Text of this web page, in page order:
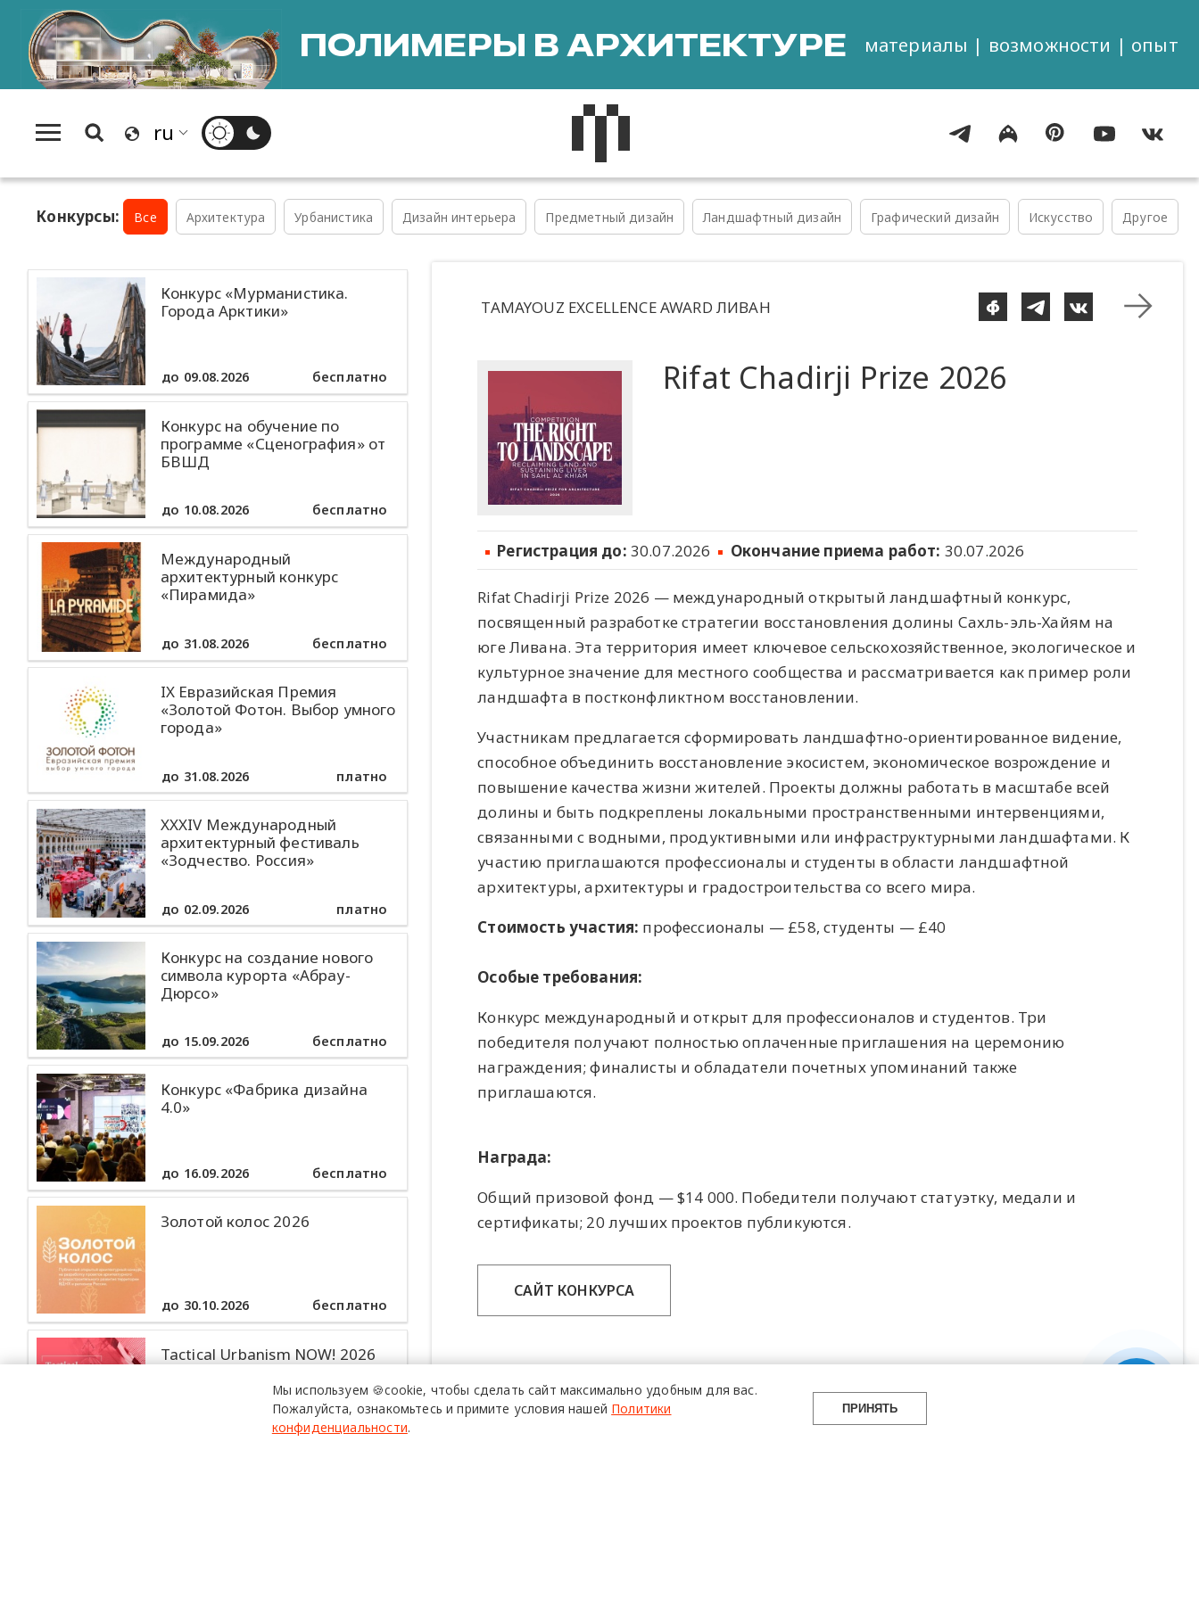
ПОЛИМЕРЫ В АРХИТЕКТУРЕ материалы | возможности | опыт
Конкурсы: Все Архитектура Урбанистика Дизайн интерьера Предметный дизайн Ландшафтный дизайн Графический дизайн Искусство Другое
Конкурс «Мурманистика.
Города Арктики»
до 09.08.2026 бесплатно
Конкурс на обучение по
программе «Сценография» от
БВШД
до 10.08.2026 бесплатно
Международный
архитектурный конкурс
«Пирамида»
до 31.08.2026 бесплатно
IX Евразийская Премия
«Золотой Фотон. Выбор умного
города»
до 31.08.2026 платно
XXXIV Международный
архитектурный фестиваль
«Зодчество. Россия»
до 02.09.2026 платно
Конкурс на создание нового
символа курорта «Абрау-
Дюрсо»
до 15.09.2026 бесплатно
Конкурс «Фабрика дизайна
4.0»
до 16.09.2026 бесплатно
Золотой колос 2026
до 30.10.2026 бесплатно
Tactical Urbanism NOW! 2026
бесплатно
Rifat Chadirji Prize 2026
TAMAYOUZ EXCELLENCE AWARD ЛИВАН
Регистрация до: 30.07.2026 Окончание приема работ: 30.07.2026
Rifat Chadirji Prize 2026 — международный открытый ландшафтный конкурс,
посвященный разработке стратегии восстановления долины Сахль-эль-Хайям на
юге Ливана. Эта территория имеет ключевое сельскохозяйственное, экологическое и
культурное значение для местного сообщества и рассматривается как пример роли
ландшафта в постконфликтном восстановлении.
Участникам предлагается сформировать ландшафтно-ориентированное видение,
способное объединить восстановление экосистем, экономическое возрождение и
повышение качества жизни жителей. Проекты должны работать в масштабе всей
долины и быть подкреплены локальными пространственными интервенциями,
связанными с водными, продуктивными или инфраструктурными ландшафтами. К
участию приглашаются профессионалы и студенты в области ландшафтной
архитектуры, архитектуры и градостроительства со всего мира.
Стоимость участия: профессионалы — £58, студенты — £40
Особые требования:
Конкурс международный и открыт для профессионалов и студентов. Три
победителя получают полностью оплаченные приглашения на церемонию
награждения; финалисты и обладатели почетных упоминаний также
приглашаются.
Награда:
Общий призовой фонд — $14 000. Победители получают статуэтку, медали и
сертификаты; 20 лучших проектов публикуются.
САЙТ КОНКУРСА
Мы используем 🍪cookie, чтобы сделать сайт максимально удобным для вас.
Пожалуйста, ознакомьтесь и примите условия нашей Политики
конфиденциальности.
ПРИНЯТЬ